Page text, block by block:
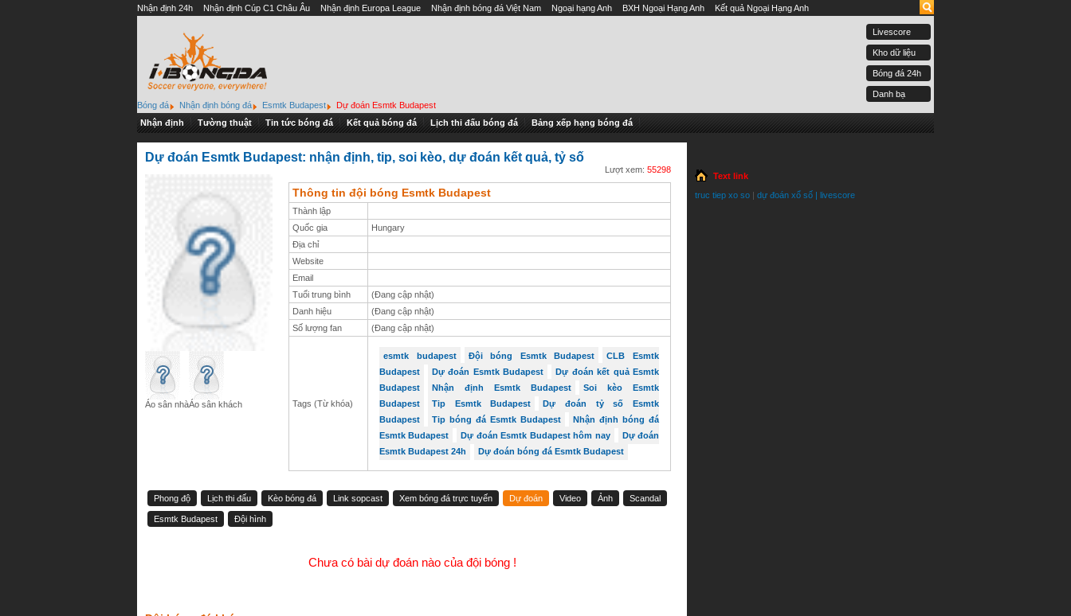
Nhận định 24h Nhận định Cúp C1 Châu Âu Nhận định Europa League Nhận định bóng đá Việt Nam Ngoại hạng Anh BXH Ngoại Hạng Anh Kết quả Ngoại Hạng Anh
Livescore
Kho dữ liệu
Bóng đá 24h
Danh bạ
Bóng đá
Nhận định bóng đá Esmtk Budapest
Dự đoán Esmtk Budapest
Nhận định
Tường thuật Tin tức bóng đá Kết quả bóng đá Lịch thi đấu bóng đá Bảng xếp hạng bóng đá
Dự đoán Esmtk Budapest: nhận định, tip, soi kèo, dự đoán kết quả, tỷ số
Lượt xem: 55298
Áo sân nhàÁo sân khách
Thông tin đội bóng Esmtk Budapest
Thành lập
Quốc gia
Hungary
Địa chỉ
Website
Email
Tuổi trung bình
(Đang cập nhật)
Danh hiệu
(Đang cập nhật)
Số lượng fan
(Đang cập nhật)
Tags (Từ khóa)
esmtk budapest Đội bóng Esmtk Budapest
CLB Esmtk
Budapest
Dự đoán Esmtk Budapest
Dự đoán kết quả Esmtk
Budapest
Nhận định Esmtk Budapest
Soi kèo Esmtk
Budapest
Tip Esmtk Budapest
Dự đoán tỷ số Esmtk
Budapest
Tip bóng đá Esmtk Budapest
Nhận định bóng đá
Esmtk Budapest
Dự đoán Esmtk Budapest hôm nay
Dự đoán
Esmtk Budapest 24h
Dự đoán bóng đá Esmtk Budapest
Phong độ Lịch thi đấu Kèo bóng đá Link sopcast Xem bóng đá trực tuyến Dự đoán Video Ảnh Scandal
Esmtk Budapest Đội hình
Chưa có bài dự đoán nào của đội bóng !
Text link
truc tiep xo so dự đoán xổ số livescore